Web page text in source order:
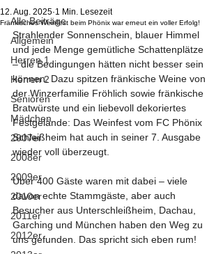
Alle Beiträge
Allgemein
Herren 1
Herren 2
Senioren
Mädchen
2007er
2008er
2009er
2010er
2011er
2012er
Fränkisches Weinfest beim Phönix war erneut ein voller Erfolg!
12. Aug. 2025 1 Min. Lesezeit
Strahlender Sonnenschein, blauer Himmel
und jede Menge gemütliche Schattenplätze
– die Bedingungen hätten nicht besser sein
können. Dazu spitzen fränkische Weine von
der Winzerfamilie Fröhlich sowie fränkische
Bratwürste und ein liebevoll dekoriertes
Festgelände: Das Weinfest vom FC Phönix
Schleißheim hat auch in seiner 7. Ausgabe
wieder voll überzeugt.
Über 400 Gäste waren mit dabei – viele
davon echte Stammgäste, aber auch
Besucher aus Unterschleißheim, Dachau,
Garching und München haben den Weg zu
uns gefunden. Das spricht sich eben rum!